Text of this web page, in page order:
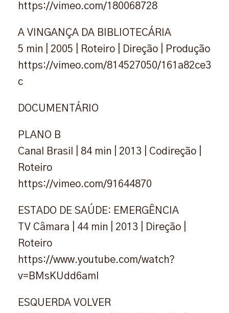
https://vimeo.com/180068728
A VINGANÇA DA BIBLIOTECÁRIA
5 min | 2005 | Roteiro | Direção | Produção
https://vimeo.com/814527050/161a82ce3
c
DOCUMENTÁRIO
PLANO B
Canal Brasil | 84 min | 2013 | Codireção |
Roteiro
https://vimeo.com/91644870
ESTADO DE SAÚDE: EMERGÊNCIA
TV Câmara | 44 min | 2013 | Direção |
Roteiro
https://www.youtube.com/watch?
v=BMsKUdd6amI
ESQUERDA VOLVER